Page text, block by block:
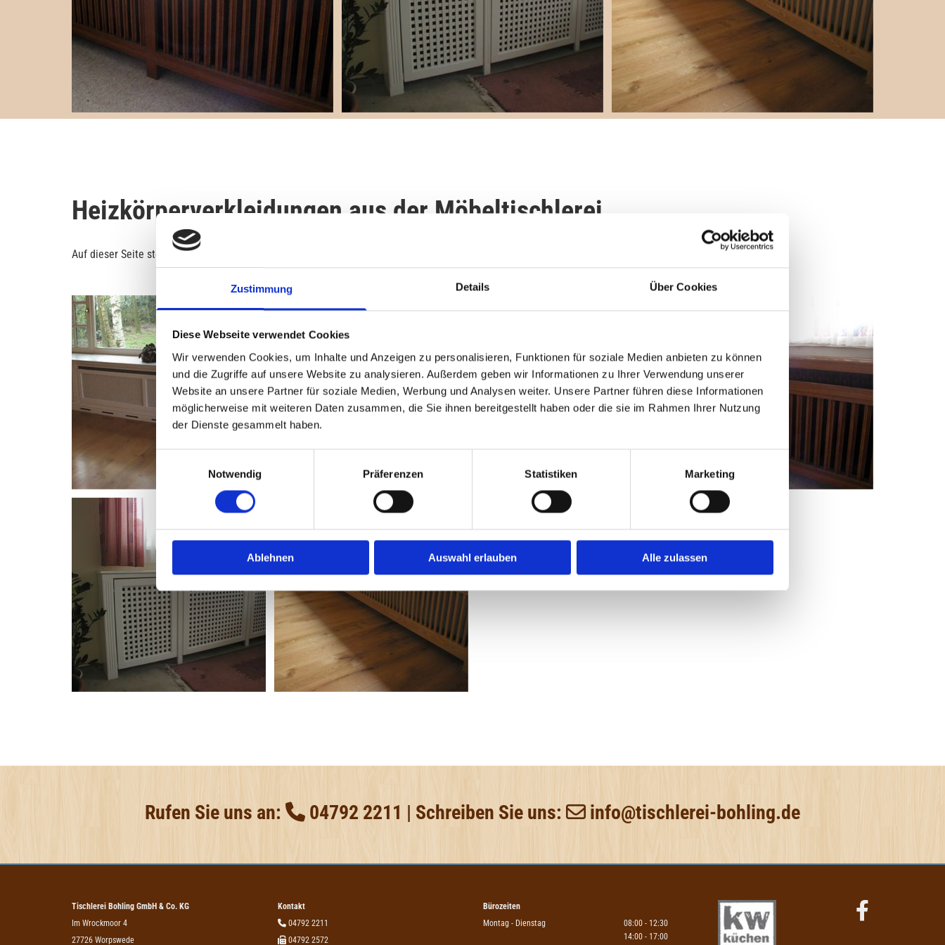
Zustimmung Details Über Cookies
Diese Webseite verwendet Cookies
Wir verwenden Cookies, um Inhalte und Anzeigen zu personalisieren, Funktionen für soziale Medien anbieten zu können
und die Zugriffe auf unsere Website zu analysieren. Außerdem geben wir Informationen zu Ihrer Verwendung unserer
Website an unsere Partner für soziale Medien, Werbung und Analysen weiter. Unsere Partner führen diese Informationen
möglicherweise mit weiteren Daten zusammen, die Sie ihnen bereitgestellt haben oder die sie im Rahmen Ihrer Nutzung
der Dienste gesammelt haben.
Notwendig
Präferenzen Statistiken Marketing
Ablehnen Auswahl erlauben Alle zulassen
Heizkörperverkleidungen aus der Möbeltischlerei
Auf dieser Seite stellen wir Ihnen einige unserer entworfenen und gefertigten Heizkörperverkleidungen vor.
Rufen Sie uns an:  04792 2211 | Schreiben Sie uns:  info@tischlerei-bohling.de
Tischlerei Bohling GmbH & Co. KG
Im Wrockmoor 4
27726 Worpswede
Kontakt
 04792 2211
04792 2572
Bürozeiten
Montag - Dienstag
08:00 - 12:30
14:00 - 17:00